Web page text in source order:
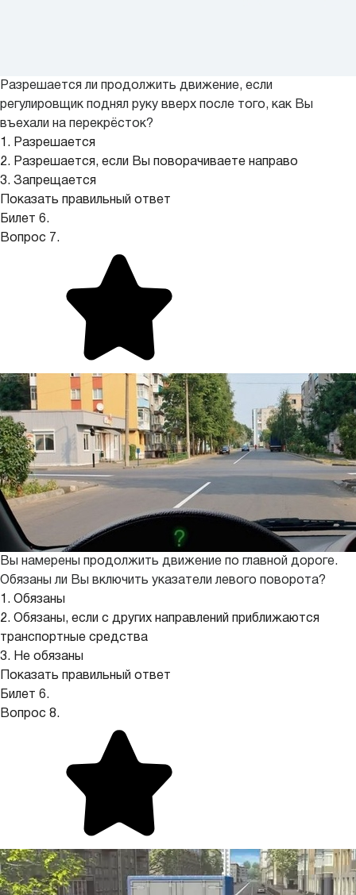
Разрешается ли продолжить движение, если
регулировщик поднял руку вверх после того, как Вы
въехали на перекрёсток?
1. Разрешается
2. Разрешается, если Вы поворачиваете направо
3. Запрещается
Показать правильный ответ
Билет 6.
Вопрос 7.
Вы намерены продолжить движение по главной дороге.
Обязаны ли Вы включить указатели левого поворота?
1. Обязаны
2. Обязаны, если с других направлений приближаются
транспортные средства
3. Не обязаны
Показать правильный ответ
Билет 6.
Вопрос 8.